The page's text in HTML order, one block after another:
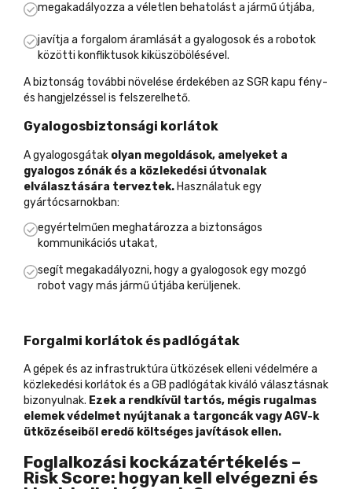
megakadályozza a véletlen behatolást a jármű útjába,
javítja a forgalom áramlását a gyalogosok és a robotok
közötti konfliktusok kiküszöbölésével.
A biztonság további növelése érdekében az SGR kapu fény-
és hangjelzéssel is felszerelhető.
Gyalogosbiztonsági korlátok
A gyalogosgátak olyan megoldások, amelyeket a
gyalogos zónák és a közlekedési útvonalak
elválasztására terveztek. Használatuk egy
gyártócsarnokban:
egyértelműen meghatározza a biztonságos
kommunikációs utakat,
segít megakadályozni, hogy a gyalogosok egy mozgó
robot vagy más jármű útjába kerüljenek.
Forgalmi korlátok és padlógátak
A gépek és az infrastruktúra ütközések elleni védelmére a
közlekedési korlátok és a GB padlógátak kiváló választásnak
bizonyulnak. Ezek a rendkívül tartós, mégis rugalmas
elemek védelmet nyújtanak a targoncák vagy AGV-k
ütközéseiből eredő költséges javítások ellen.
Foglalkozási kockázatértékelés –
Risk Score: hogyan kell elvégezni és